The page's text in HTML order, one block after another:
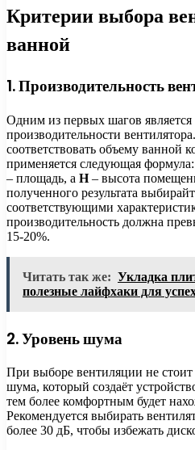
Критерии выбора
ванной
1. Производительность
Одним из первых шагов является
производительности
соответствовать объему ванной
применяется следующая формула:
– площадь, а H– высота
полученного результата
соответствующими
производительность должна
15-20%.
Читать так же: Укладка
полезные лайфхаки для
2. Уровень шума
При выборе вентиляции не стоит
шума, который создаёт
тем более комфортным будет
Рекомендуется выбирать
более 30 дБ, чтобы избежать